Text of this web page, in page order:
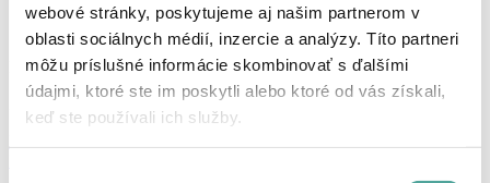
webové stránky, poskytujeme aj našim partnerom v
oblasti sociálnych médií, inzercie a analýzy. Títo partneri
môžu príslušné informácie skombinovať s ďalšími
údajmi, ktoré ste im poskytli alebo ktoré od vás získali,
keď ste používali ich služby.
Košík
Žiadne produkty v košíku.